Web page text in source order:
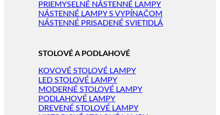
PRIEMYSELNÉ NÁSTENNÉ LAMPY
NÁSTENNÉ LAMPY S VYPÍNAČOM
NÁSTENNÉ PRISADENÉ SVIETIDLÁ
STOLOVÉ A PODLAHOVÉ
KOVOVÉ STOLOVÉ LAMPY
LED STOLOVÉ LAMPY
MODERNÉ STOLOVÉ LAMPY
PODLAHOVÉ LAMPY
DREVENÉ STOLOVÉ LAMPY